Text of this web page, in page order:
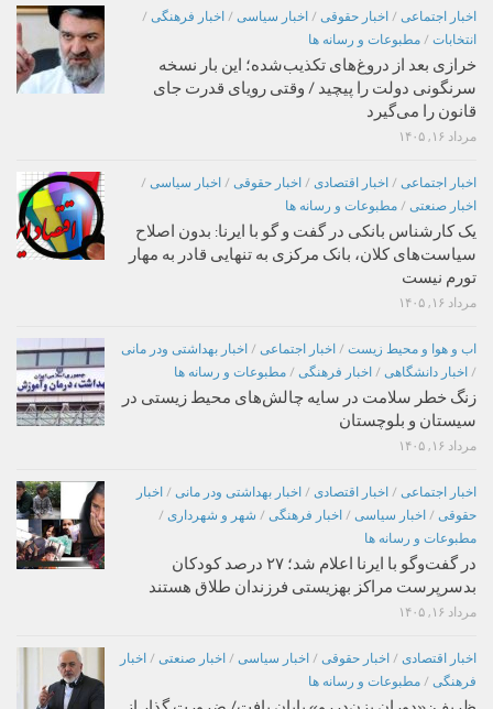
اخبار اجتماعی / اخبار حقوقی / اخبار سیاسی / اخبار فرهنگی /
انتخابات / مطبوعات و رسانه ها
خرازی بعد از دروغ‌های تکذیب‌شده؛ این بار نسخه
سرنگونی دولت را پیچید / وقتی رویای قدرت جای
قانون را می‌گیرد
مرداد ۱۶, ۱۴۰۵
اخبار اجتماعی / اخبار اقتصادی / اخبار حقوقی / اخبار سیاسی /
اخبار صنعتی / مطبوعات و رسانه ها
یک کارشناس بانکی در گفت و گو با ایرنا: بدون اصلاح
سیاست‌های کلان، بانک مرکزی به تنهایی قادر به مهار
تورم نیست
مرداد ۱۶, ۱۴۰۵
اب و هوا و محیط زیست / اخبار اجتماعی / اخبار بهداشتی ودر مانی
/ اخبار دانشگاهی / اخبار فرهنگی / مطبوعات و رسانه ها
زنگ خطر سلامت در سایه چالش‌های محیط زیستی در
سیستان و بلوچستان
مرداد ۱۶, ۱۴۰۵
اخبار اجتماعی / اخبار اقتصادی / اخبار بهداشتی ودر مانی / اخبار
حقوقی / اخبار سیاسی / اخبار فرهنگی / شهر و شهرداری /
مطبوعات و رسانه ها
در گفت‌وگو با ایرنا اعلام شد؛ ۲۷ درصد کودکان
بدسرپرست مراکز بهزیستی فرزندان طلاق هستند
مرداد ۱۶, ۱۴۰۵
اخبار اقتصادی / اخبار حقوقی / اخبار سیاسی / اخبار صنعتی / اخبار
فرهنگی / مطبوعات و رسانه ها